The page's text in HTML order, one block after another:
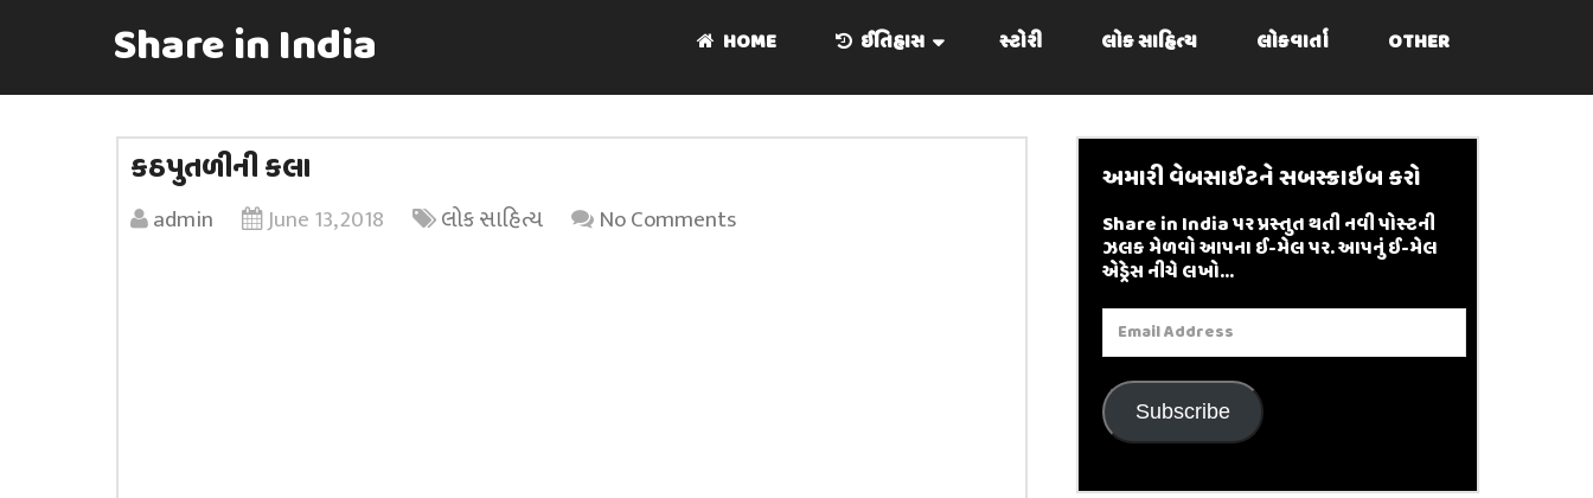
Share in India HOME ઈતિહાસ સ્ટોરી લોક સાહિત્ય લોકવાર્તા OTHER
કઠપુતળીની કલા
admin June 13, 2018 લોક સાહિત્ય No Comments
અમારી વેબસાઈટને સબસ્ક્રાઇબ કરો
Share in India પર પ્રસ્તુત થતી નવી પોસ્ટની
ઝલક મેળવો આપના ઈ-મેલ પર. આપનું ઈ-મેલ
એડ્રેસ નીચે લખો...
Email
Address
Subscribe